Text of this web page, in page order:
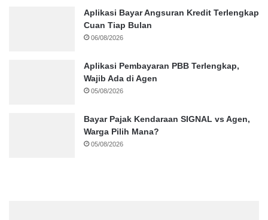
Aplikasi Bayar Angsuran Kredit Terlengkap
Cuan Tiap Bulan
06/08/2026
Aplikasi Pembayaran PBB Terlengkap,
Wajib Ada di Agen
05/08/2026
Bayar Pajak Kendaraan SIGNAL vs Agen,
Warga Pilih Mana?
05/08/2026